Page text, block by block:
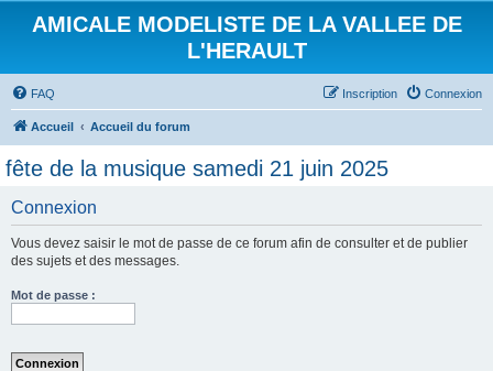
AMICALE MODELISTE DE LA VALLEE DE
L'HERAULT
FAQ Connexion
Inscription
Accueil Accueil du forum
fête de la musique samedi 21 juin 2025
Connexion
Vous devez saisir le mot de passe de ce forum afin de consulter et de publier
des sujets et des messages.
Mot de passe :